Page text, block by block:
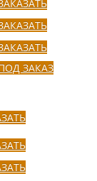
ЗАКАЗ